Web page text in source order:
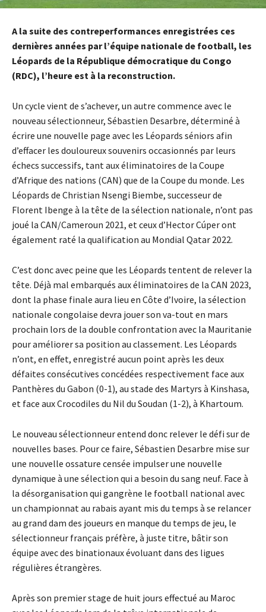
A la suite des contreperformances enregistrées ces
dernières années par l’équipe nationale de football, les
Léopards de la République démocratique du Congo
(RDC), l’heure est à la reconstruction.
Un cycle vient de s’achever, un autre commence avec le
nouveau sélectionneur, Sébastien Desarbre, déterminé à
écrire une nouvelle page avec les Léopards séniors afin
d’effacer les douloureux souvenirs occasionnés par leurs
échecs successifs, tant aux éliminatoires de la Coupe
d’Afrique des nations (CAN) que de la Coupe du monde. Les
Léopards de Christian Nsengi Biembe, successeur de
Florent Ibenge à la tête de la sélection nationale, n’ont pas
joué la CAN/Cameroun 2021, et ceux d’Hector Cúper ont
également raté la qualification au Mondial Qatar 2022.
C’est donc avec peine que les Léopards tentent de relever la
tête. Déjà mal embarqués aux éliminatoires de la CAN 2023,
dont la phase finale aura lieu en Côte d’Ivoire, la sélection
nationale congolaise devra jouer son va-tout en mars
prochain lors de la double confrontation avec la Mauritanie
pour améliorer sa position au classement. Les Léopards
n’ont, en effet, enregistré aucun point après les deux
défaites consécutives concédées respectivement face aux
Panthères du Gabon (0-1), au stade des Martyrs à Kinshasa,
et face aux Crocodiles du Nil du Soudan (1-2), à Khartoum.
Le nouveau sélectionneur entend donc relever le défi sur de
nouvelles bases. Pour ce faire, Sébastien Desarbre mise sur
une nouvelle ossature censée impulser une nouvelle
dynamique à une sélection qui a besoin du sang neuf. Face à
la désorganisation qui gangrène le football national avec
un championnat au rabais ayant mis du temps à se relancer
au grand dam des joueurs en manque du temps de jeu, le
sélectionneur français préfère, à juste titre, bâtir son
équipe avec des binationaux évoluant dans des ligues
régulières étrangères.
Après son premier stage de huit jours effectué au Maroc